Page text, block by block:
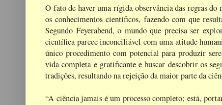
O fato de haver uma rígida observância das regras
os conhecimentos científicos, fazendo com que
Segundo Feyerabend, o mundo que precisa ser
científica parece inconciliável com uma atitude
único procedimento com potencial para produzir
vida completa e gratificante e buscar descobrir os
tradições, resultando na rejeição da maior parte da
“A ciência jamais é um processo completo; está,